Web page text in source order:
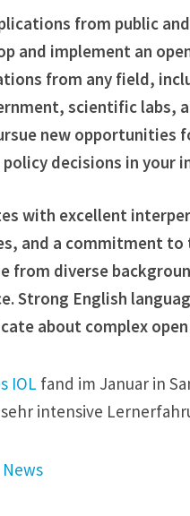
from public
and implement an
from any field,
scientific labs,
new opportunities
decisions in your
with excellent
and a commitment
from diverse
Strong English
about complex
IOL fand im Januar in
intensive
News